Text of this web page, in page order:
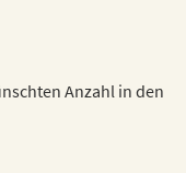
Anzahl in den